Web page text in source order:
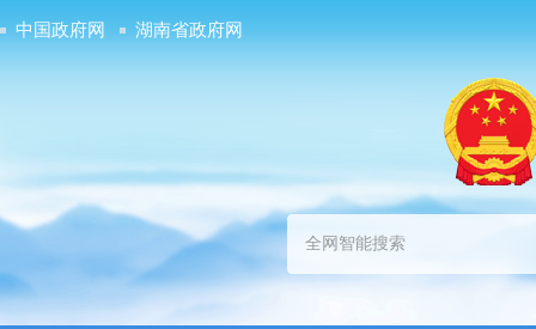
中国政府网 湖南省政府网